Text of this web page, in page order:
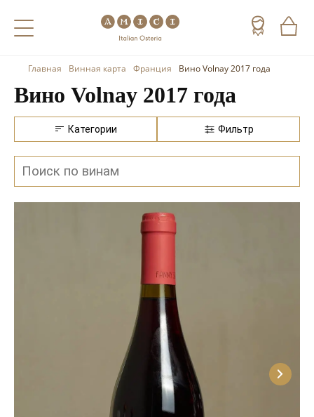
Назад
Холодные напитки
Чай
Кофе
Назад
Шампанское
Игристое вино
Портвейн
Розовые вина
Итальянские вина
Французские вина
Испанские вина
Назад
Коньяк
Арманьяк
Текила
Главная Винная карта Франция Вино Volnay 2017 года
Вино Volnay 2017 года
Категории Фильтр